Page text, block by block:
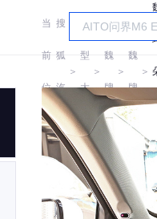
当
前
位
置:
搜
狐
汽
车
＞
车
型
大
全
＞
魏
牌
＞
魏
牌
＞